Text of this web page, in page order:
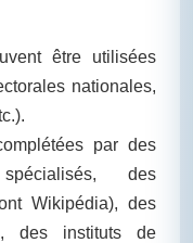
être utilisées
nationales,
par des
des
Wikipédia), des
des instituts de